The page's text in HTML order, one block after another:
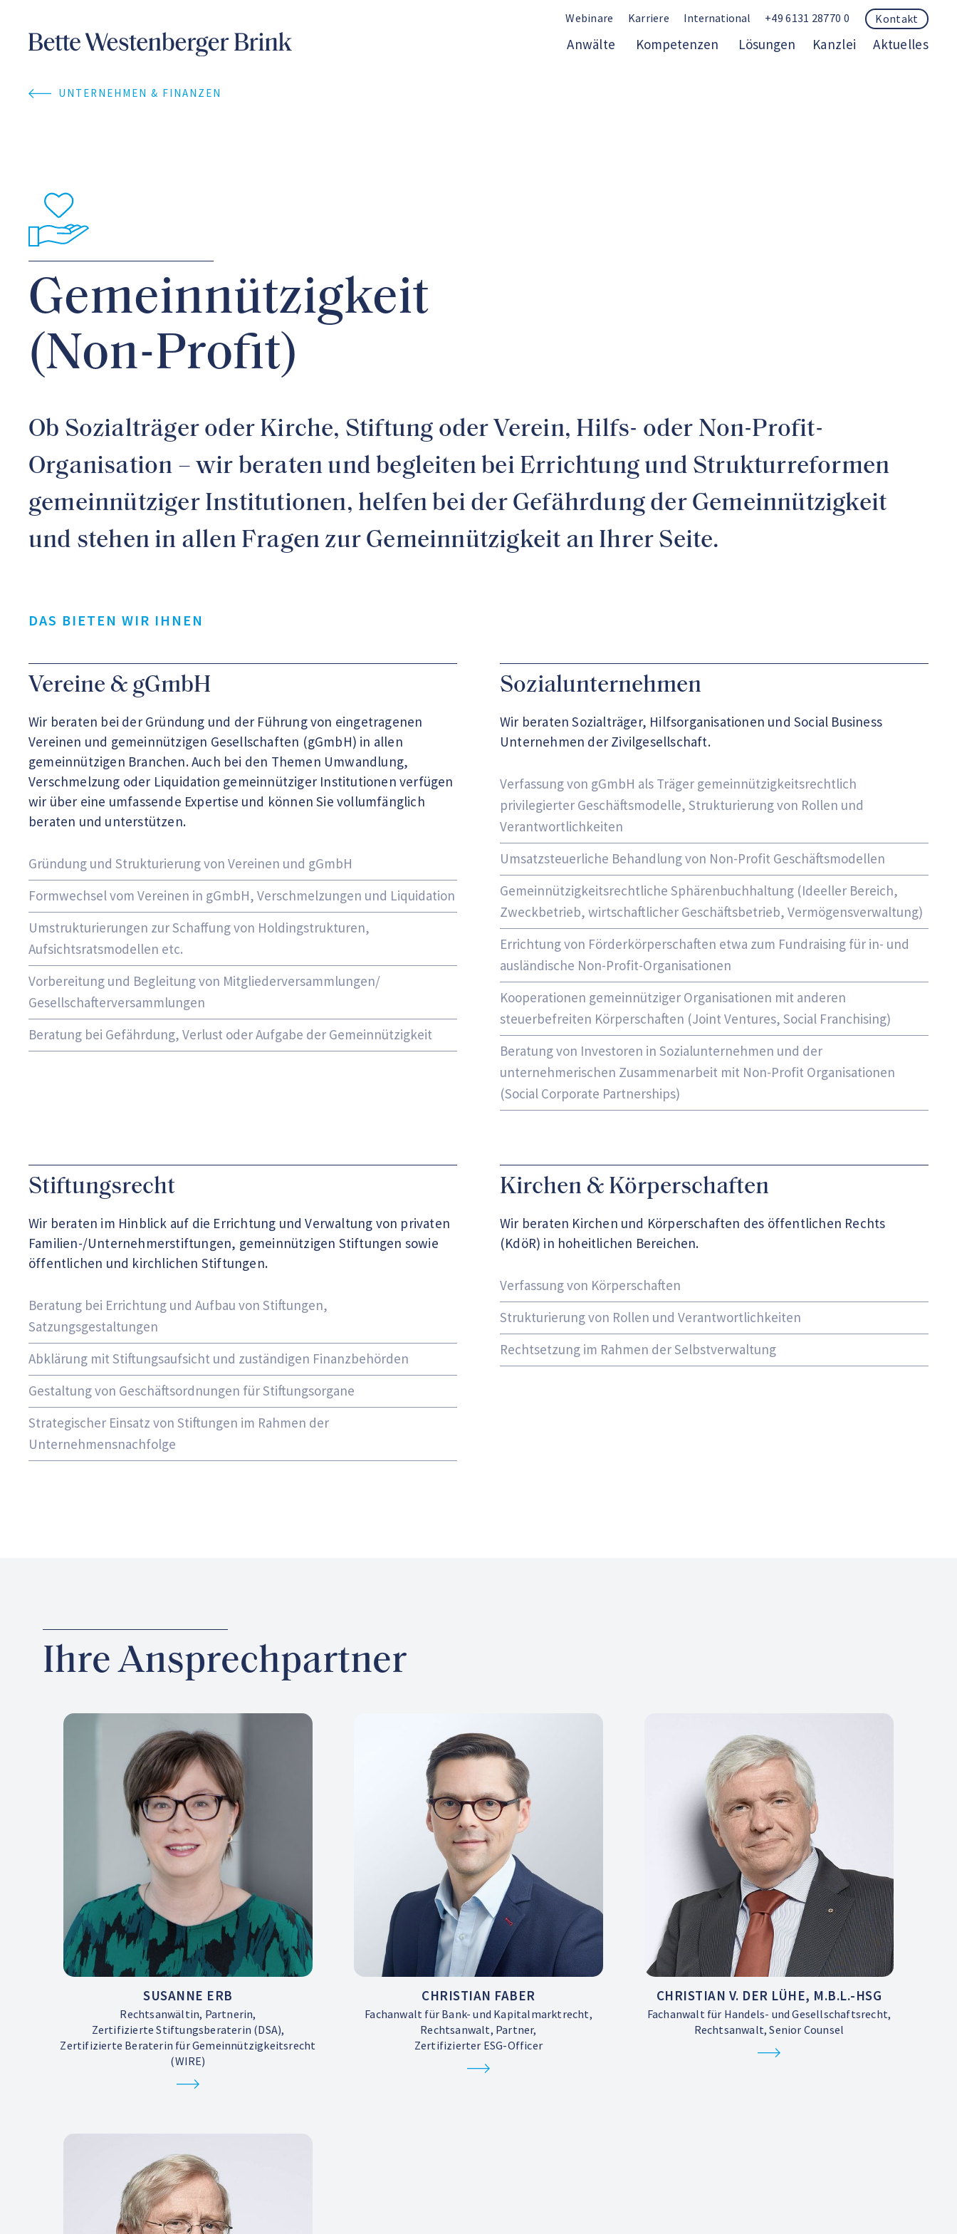
Webinare Karriere International +49 6131 28770 0 Kontakt
Anwälte Kompetenzen Lösungen Kanzlei Aktuelles
UNTERNEHMEN & FINANZEN
Gemeinnützigkeit
(Non-Profit)
Ob Sozialträger oder Kirche, Stiftung oder Verein, Hilfs- oder Non-Profit-
Organisation – wir beraten und begleiten bei Errichtung und Strukturreformen
gemeinnütziger Institutionen, helfen bei der Gefährdung der Gemeinnützigkeit
und stehen in allen Fragen zur Gemeinnützigkeit an Ihrer Seite.
DAS BIETEN WIR IHNEN
Vereine & gGmbH
Wir beraten bei der Gründung und der Führung von eingetragenen
Vereinen und gemeinnützigen Gesellschaften (gGmbH) in allen
gemeinnützigen Branchen. Auch bei den Themen Umwandlung,
Verschmelzung oder Liquidation gemeinnütziger Institutionen verfügen
wir über eine umfassende Expertise und können Sie vollumfänglich
beraten und unterstützen.
Gründung und Strukturierung von Vereinen und gGmbH
Formwechsel vom Vereinen in gGmbH, Verschmelzungen und Liquidation
Umstrukturierungen zur Schaffung von Holdingstrukturen,
Aufsichtsratsmodellen etc.
Vorbereitung und Begleitung von Mitgliederversammlungen/
Gesellschafterversammlungen
Beratung bei Gefährdung, Verlust oder Aufgabe der Gemeinnützigkeit
Sozialunternehmen
Wir beraten Sozialträger, Hilfsorganisationen und Social Business
Unternehmen der Zivilgesellschaft.
Verfassung von gGmbH als Träger gemeinnützigkeitsrechtlich
privilegierter Geschäftsmodelle, Strukturierung von Rollen und
Verantwortlichkeiten
Umsatzsteuerliche Behandlung von Non-Profit Geschäftsmodellen
Gemeinnützigkeitsrechtliche Sphärenbuchhaltung (Ideeller Bereich,
Zweckbetrieb, wirtschaftlicher Geschäftsbetrieb, Vermögensverwaltung)
Errichtung von Förderkörperschaften etwa zum Fundraising für in- und
ausländische Non-Profit-Organisationen
Kooperationen gemeinnütziger Organisationen mit anderen
steuerbefreiten Körperschaften (Joint Ventures, Social Franchising)
Beratung von Investoren in Sozialunternehmen und der
unternehmerischen Zusammenarbeit mit Non-Profit Organisationen
(Social Corporate Partnerships)
Stiftungsrecht
Wir beraten im Hinblick auf die Errichtung und Verwaltung von privaten
Familien-/Unternehmerstiftungen, gemeinnützigen Stiftungen sowie
öffentlichen und kirchlichen Stiftungen.
Beratung bei Errichtung und Aufbau von Stiftungen,
Satzungsgestaltungen
Abklärung mit Stiftungsaufsicht und zuständigen Finanzbehörden
Gestaltung von Geschäftsordnungen für Stiftungsorgane
Strategischer Einsatz von Stiftungen im Rahmen der
Unternehmensnachfolge
Kirchen & Körperschaften
Wir beraten Kirchen und Körperschaften des öffentlichen Rechts
(KdöR) in hoheitlichen Bereichen.
Verfassung von Körperschaften
Strukturierung von Rollen und Verantwortlichkeiten
Rechtsetzung im Rahmen der Selbstverwaltung
Ihre Ansprechpartner
SUSANNE ERB
Rechtsanwältin, Partnerin,
Zertifizierte Stiftungsberaterin (DSA),
Zertifizierte Beraterin für Gemeinnützigkeitsrecht
(WIRE)
CHRISTIAN FABER
Fachanwalt für Bank- und Kapitalmarktrecht,
Rechtsanwalt, Partner,
Zertifizierter ESG-Officer
CHRISTIAN V. DER LÜHE, M.B.L.-HSG
Fachanwalt für Handels- und Gesellschaftsrecht,
Rechtsanwalt, Senior Counsel